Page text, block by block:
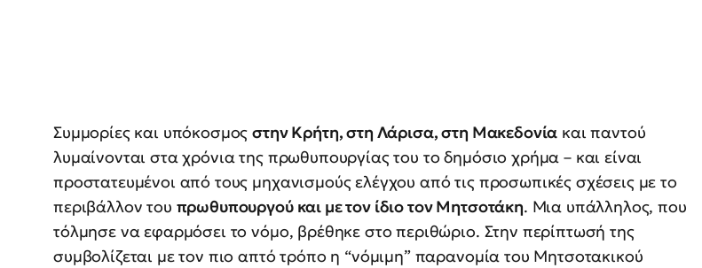
Συμμορίες και υπόκοσμοςστην Κρήτη, στη Λάρισα, στη Μακεδονία και παντού
λυμαίνονται στα χρόνια της πρωθυπουργίας του το δημόσιο χρήμα – και είναι
προστατευμένοι από τους μηχανισμούς ελέγχου από τις προσωπικές σχέσεις με το
περιβάλλον του πρωθυπουργού και με τον ίδιο τον Μητσοτάκη. Μια υπάλληλος, που
τόλμησε να εφαρμόσει το νόμο, βρέθηκε στο περιθώριο. Στην περίπτωσή της
συμβολίζεται με τον πιο απτό τρόπο η “νόμιμη” παρανομία του Μητσοτακικού